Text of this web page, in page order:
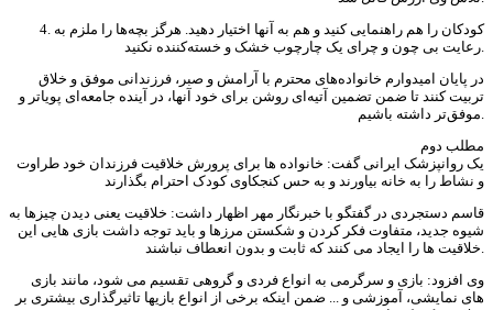
4. کودکان را هم راهنمایی کنید و هم به آنها اختیار دهید. هرگز بچه‌ها را ملزم به
در پایان امیدوارم خانواده‌های محترم با آرامش و صبر، فرزندانی موفق و خلاق
تربیت کنند تا ضمن تضمین آتیه‌ای روشن برای خود آنها، در آینده جامعه‌ای پویاتر و
مطلب دوم
یک روانپزشک ایرانی گفت: خانواده ها برای پرورش خلاقیت فرزندان خود طراوت
و نشاط را به خانه بیاورند و به حس کنجکاوی کودک احترام بگذارند
قاسم دستجردی در گفتگو با خبرنگار مهر اظهار داشت: خلاقیت یعنی دیدن چیزها به
شیوه جدید، متفاوت فکر کردن و شکستن مرزها و باید توجه داشت بازی هایی این
وی افزود: بازی و سرگرمی به انواع فردی و گروهی تقسیم می شود، مانند بازی
های نمایشی، آموزشی و ... ضمن اینکه برخی از انواع بازیها تاثیرگذاری بیشتری بر